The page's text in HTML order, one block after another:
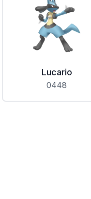
Lucario
0448